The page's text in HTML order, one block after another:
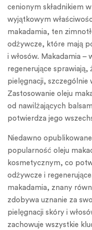
cenionym składnikiem
wyjątkowym
makadamia, ten
odżywcze, które mają
i włosów. Makadamia –
regenerujące sprawiają,
pielęgnacji, szczególnie
Zastosowanie oleju
od nawilżających
potwierdza jego
Niedawno
popularność oleju
kosmetycznym, co
odżywcze i
makadamia, znany
zdobywa uznanie za
pielęgnacji skóry i
zachowuje wszystkie